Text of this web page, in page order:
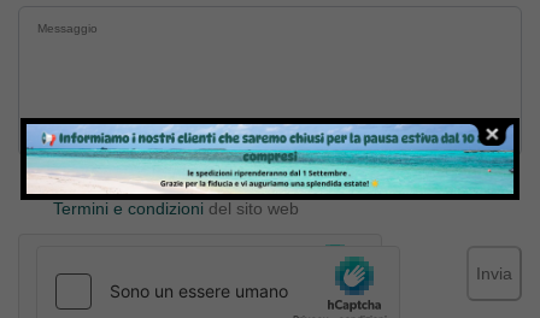
Inviando il messaggio confermo di aver letto e accettato
Termini e condizioni del sito web
Invia